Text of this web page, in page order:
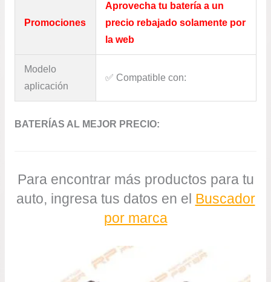
Promociones
Aprovecha tu batería a un
precio rebajado solamente por
la web
Modelo
aplicación
✅​ Compatible con:
BATERÍAS AL MEJOR PRECIO:
Para encontrar más productos para tu
auto, ingresa tus datos en el Buscador
por marca